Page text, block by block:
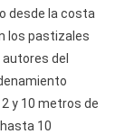
desde la costa
los pastizales
del
y 10 metros de
10